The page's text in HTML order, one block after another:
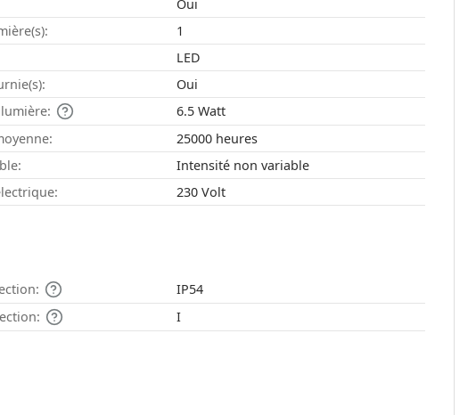
Oui
1
LED
Oui
6.5 Watt
25000 heures
Intensité non variable
230 Volt
IP54
I